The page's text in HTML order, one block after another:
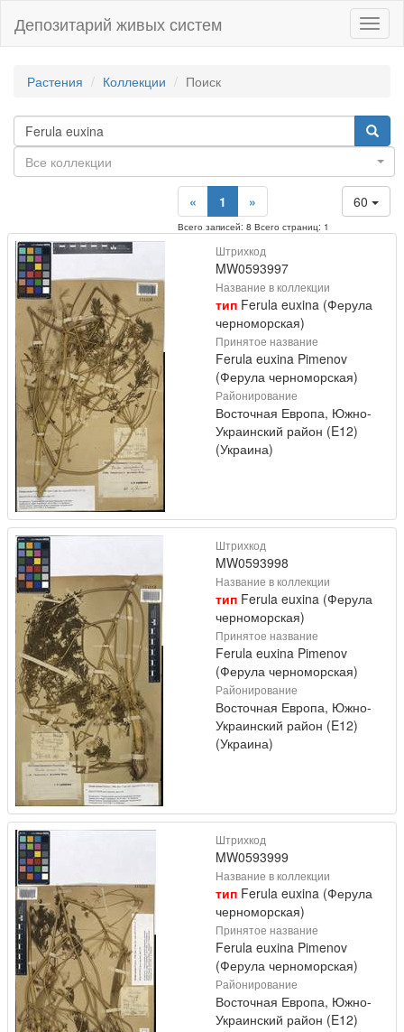
Депозитарий живых систем
Растения Коллекции Поиск
Все коллекции
60
« 1 »
Всего записей: 8 Всего страниц: 1
Штрихкод
MW0593997
Название в коллекции
тип Ferula euxina (Ферула
черноморская)
Принятое название
Ferula euxina Pimenov
(Ферула черноморская)
Районирование
Восточная Европа, Южно-
Украинский район (E12)
(Украина)
Штрихкод
MW0593998
Название в коллекции
тип Ferula euxina (Ферула
черноморская)
Принятое название
Ferula euxina Pimenov
(Ферула черноморская)
Районирование
Восточная Европа, Южно-
Украинский район (E12)
(Украина)
Штрихкод
MW0593999
Название в коллекции
тип Ferula euxina (Ферула
черноморская)
Принятое название
Ferula euxina Pimenov
(Ферула черноморская)
Районирование
Восточная Европа, Южно-
Украинский район (E12)